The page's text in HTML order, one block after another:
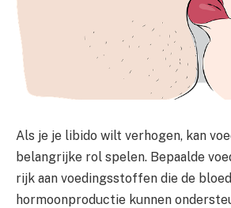
Als je je libido wilt verhogen, kan
belangrijke rol spelen. Bepaalde
rijk aan voedingsstoffen die de
hormoonproductie kunnen